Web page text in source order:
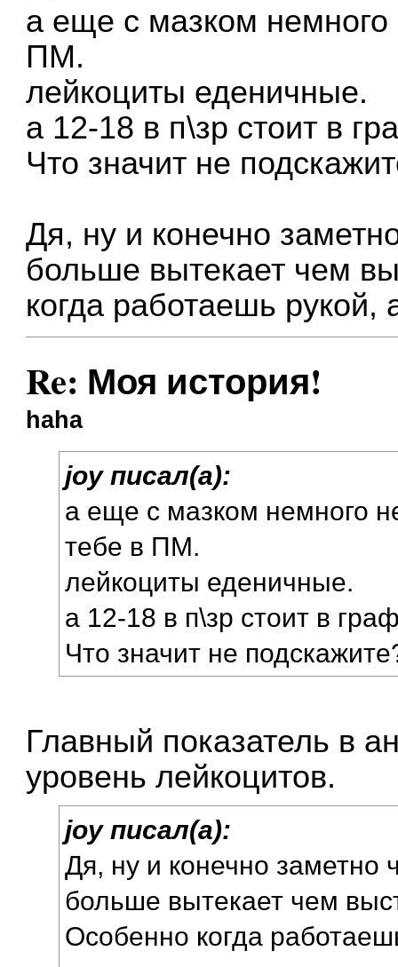
а еще с мазком немного
ПМ.
лейкоциты еденичные.
а 12-18 в п\зр стоит в
Что значит не
Дя, ну и конечно
больше вытекает чем
когда работаешь
Re: Моя история!
haha
joy писал(а):
а еще с мазком немного
тебе в ПМ.
лейкоциты еденичные.
а 12-18 в п\зр стоит в
Что значит не
Главный показатель в
уровень лейкоцитов.
joy писал(а):
Дя, ну и конечно заметно
больше вытекает чем
Особенно когда